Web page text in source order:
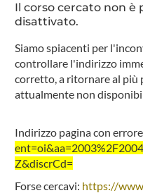
Il corso cercato non è
disattivato.
Siamo spiacenti per
controllare l'indirizzo
corretto, a ritornare al più
attualmente non
Indirizzo pagina con
Z&discrCd=
Forse cercavi: https://